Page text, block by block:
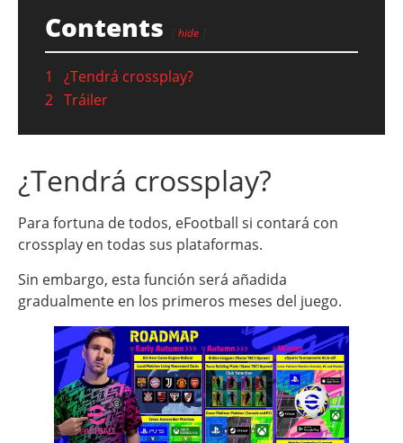
Contents hide
1
¿Tendrá crossplay?
2 Tráiler
¿Tendrá crossplay?
Para fortuna de todos, eFootball si contará con
crossplay en todas sus plataformas.
Sin embargo, esta función será añadida
gradualmente en los primeros meses del juego.